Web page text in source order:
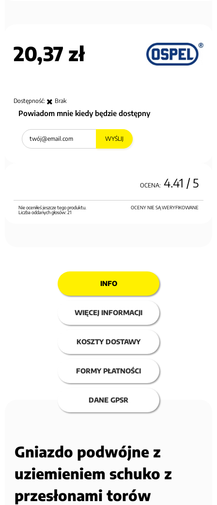
20,37 zł
Dostępność: Brak
Powiadom mnie kiedy będzie dostępny
WYŚLIJ
OCENA: 4.41 / 5
OCENY NIE SĄ WERYFIKOWANE
Nie oceniłeś jeszcze tego produktu.
Liczba oddanych głosów:21
INFO
WIĘCEJ INFORMACJI
KOSZTY DOSTAWY
FORMY PŁATNOŚCI
DANE GPSR
Gniazdo podwójne z
uziemieniem schuko z
przesłonami torów